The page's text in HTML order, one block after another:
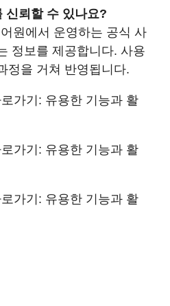
신뢰할 수 있나요?
원에서 운영하는 공식 사
정보를 제공합니다. 사용
정을 거쳐 반영됩니다.
가기: 유용한 기능과 활
가기: 유용한 기능과 활
가기: 유용한 기능과 활